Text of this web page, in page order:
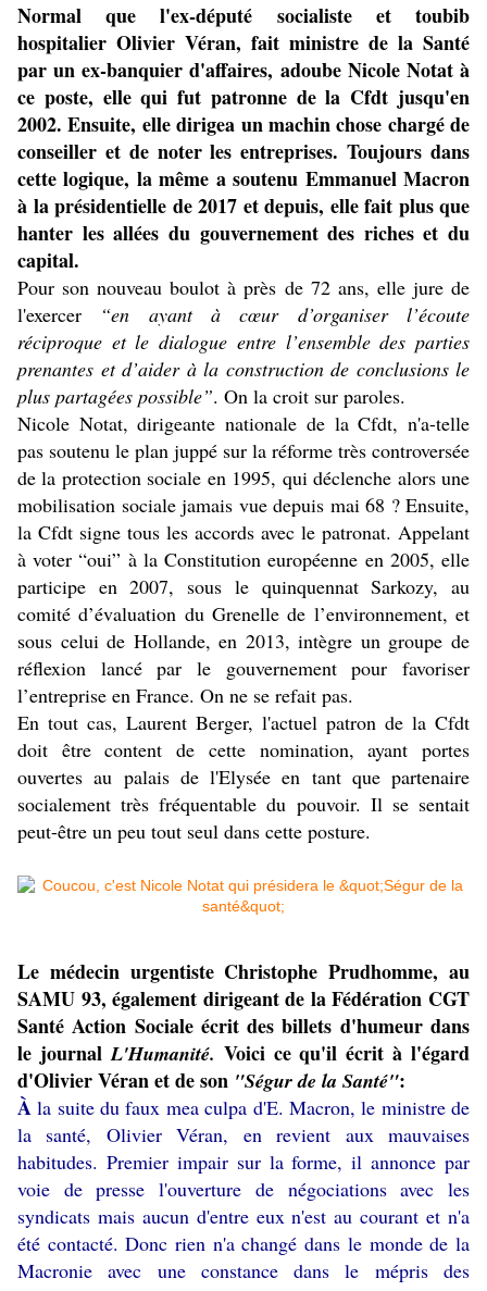
Normal que l'ex-député socialiste et toubib
hospitalier Olivier Véran, fait ministre de la Santé
par un ex-banquier d'affaires, adoube Nicole Notat à
ce poste, elle qui fut patronne de la Cfdt jusqu'en
2002. Ensuite, elle dirigea un machin chose chargé de
conseiller et de noter les entreprises. Toujours dans
cette logique, la même a soutenu Emmanuel Macron
à la présidentielle de 2017 et depuis, elle fait plus que
hanter les allées du gouvernement des riches et du
capital.
Pour son nouveau boulot à près de 72 ans, elle jure de
l'exercer
“en ayant à cœur d’organiser l’écoute
réciproque et le dialogue entre l’ensemble des parties
prenantes et d’aider à la construction de conclusions le
plus partagées possible”. On la croit sur paroles.
Nicole Notat, dirigeante nationale de la Cfdt, n'a-telle
pas soutenu le plan juppé sur la réforme très controversée
de la protection sociale en 1995, qui déclenche alors une
mobilisation sociale jamais vue depuis mai 68 ? Ensuite,
la Cfdt signe tous les accords avec le patronat. Appelant
à voter “oui” à la Constitution européenne en 2005, elle
participe en 2007, sous le quinquennat Sarkozy, au
comité d’évaluation du Grenelle de l’environnement, et
sous celui de Hollande, en 2013, intègre un groupe de
réflexion lancé par le gouvernement pour favoriser
l’entreprise en France. On ne se refait pas.
En tout cas, Laurent Berger, l'actuel patron de la Cfdt
doit être content de cette nomination, ayant portes
ouvertes au palais de l'Elysée en tant que partenaire
socialement très fréquentable du pouvoir. Il se sentait
peut-être un peu tout seul dans cette posture.
Le médecin urgentiste Christophe Prudhomme, au
SAMU 93, également dirigeant de la Fédération CGT
Santé Action Sociale écrit des billets d'humeur dans
le journalL'Humanité. Voici ce qu'il écrit à l'égard
d'Olivier Véran et de son "Ségur de la Santé":
À la suite du faux mea culpa d'E. Macron, le ministre de
la santé, Olivier Véran, en revient aux mauvaises
habitudes. Premier impair sur la forme, il annonce par
voie de presse l'ouverture de négociations avec les
syndicats mais aucun d'entre eux n'est au courant et n'a
été contacté. Donc rien n'a changé dans le monde de la
Macronie avec une constance dans le mépris des